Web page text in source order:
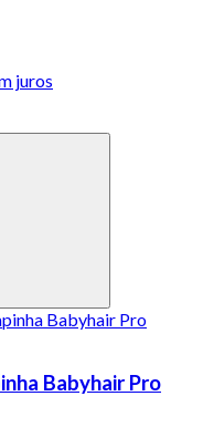
juros
Babyhair Pro